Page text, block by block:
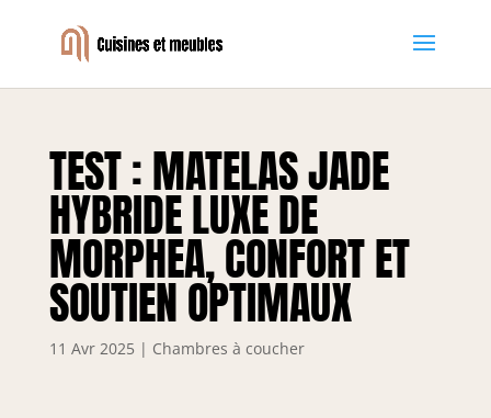
TEST : MATELAS JADE
HYBRIDE LUXE DE
MORPHEA, CONFORT ET
SOUTIEN OPTIMAUX
11 Avr 2025 | Chambres à coucher